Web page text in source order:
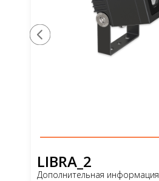
LIBRA_2
Дополнительная информация